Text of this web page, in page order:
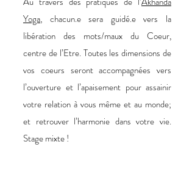
Yoga, chacun.e sera guidé.e vers la
libération des mots/maux du Coeur,
centre de l’Etre. Toutes les dimensions de
vos coeurs seront accompagnées vers
l’ouverture et l’apaisement pour assainir
votre relation à vous même et au monde;
et retrouver l’harmonie dans votre vie.
Stage mixte !